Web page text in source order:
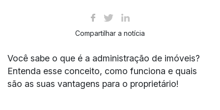
Compartilhar a notícia
Você sabe o que é a administração de imóveis?
Entenda esse conceito, como funciona e quais
são as suas vantagens para o proprietário!